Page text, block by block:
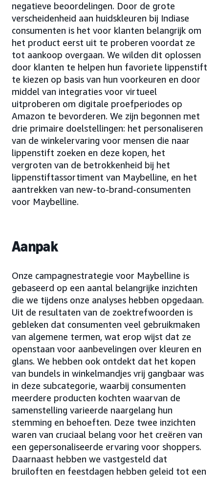
negatieve beoordelingen. Door de grote
verscheidenheid aan huidskleuren bij Indiase
consumenten is het voor klanten belangrijk om
het product eerst uit te proberen voordat ze
tot aankoop overgaan. We wilden dit oplossen
door klanten te helpen hun favoriete lippenstift
te kiezen op basis van hun voorkeuren en door
middel van integraties voor virtueel
uitproberen om digitale proefperiodes op
Amazon te bevorderen. We zijn begonnen met
drie primaire doelstellingen: het personaliseren
van de winkelervaring voor mensen die naar
lippenstift zoeken en deze kopen, het
vergroten van de betrokkenheid bij het
lippenstiftassortiment van Maybelline, en het
aantrekken van new-to-brand-consumenten
voor Maybelline.
Aanpak
Onze campagnestrategie voor Maybelline is
gebaseerd op een aantal belangrijke inzichten
die we tijdens onze analyses hebben opgedaan.
Uit de resultaten van de zoektrefwoorden is
gebleken dat consumenten veel gebruikmaken
van algemene termen, wat erop wijst dat ze
openstaan voor aanbevelingen over kleuren en
glans. We hebben ook ontdekt dat het kopen
van bundels in winkelmandjes vrij gangbaar was
in deze subcategorie, waarbij consumenten
meerdere producten kochten waarvan de
samenstelling varieerde naargelang hun
stemming en behoeften. Deze twee inzichten
waren van cruciaal belang voor het creëren van
een gepersonaliseerde ervaring voor shoppers.
Daarnaast hebben we vastgesteld dat
bruiloften en feestdagen hebben geleid tot een